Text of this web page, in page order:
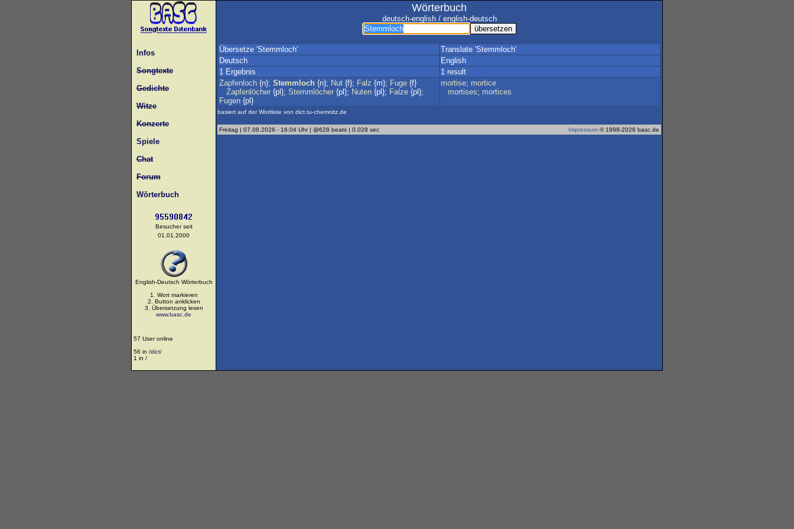
Infos
Songtexte
Gedichte
Witze
Konzerte
Spiele
Chat
Forum
Wörterbuch
Besucher seit
01.01.2000
English-Deutsch Wörterbuch
1. Wort markieren
2. Button anklicken
3. Übersetzung lesen
www.basc.de
57 User online
56 in /dict/
1 in /
Wörterbuch
deutsch-english / english-deutsch
Übersetze 'Stemmloch'
Translate 'Stemmloch'
Deutsch
English
1 Ergebnis
1 result
Zapfenloch {n}; Stemmloch {n}; Nut {f}; Falz {m}; Fuge {f}
Zapfenlöcher {pl}; Stemmlöcher {pl}; Nuten {pl}; Falze {pl};
Fugen {pl}
mortise; mortice
mortises; mortices
basiert auf der Wortliste von dict.tu-chemnitz.de
Freitag | 07.08.2026 - 16:04 Uhr | @628 beats | 0.028 sec Impressum © 1998-2026 basc.de